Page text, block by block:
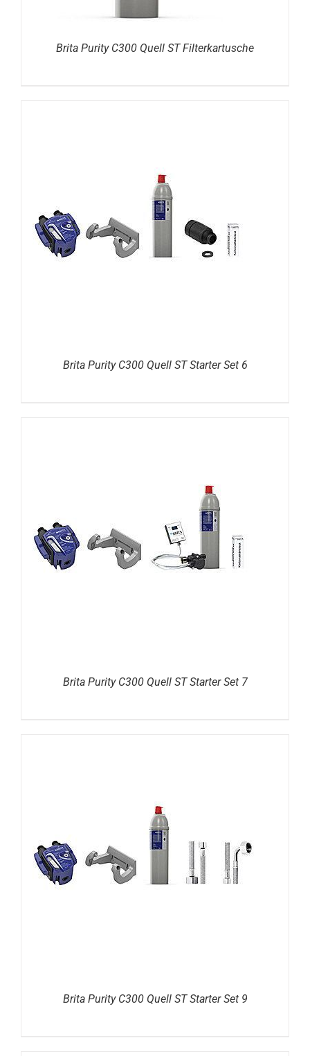
Brita Purity C300 Quell ST Filterkartusche
DETAILS
Brita Purity C300 Quell ST Starter Set 6
DETAILS
Brita Purity C300 Quell ST Starter Set 7
DETAILS
Brita Purity C300 Quell ST Starter Set 9